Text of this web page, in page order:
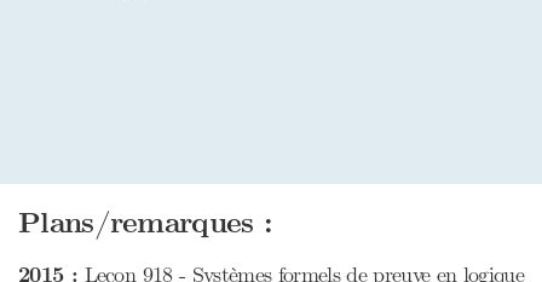
Plans/remarques :
2015 : Leçon 918 - Systèmes formels de preuve en logique